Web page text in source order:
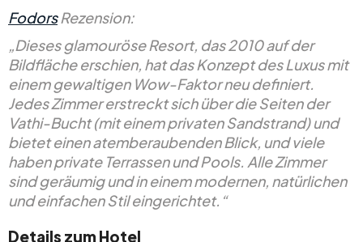
FodorsRezension:
„Dieses glamouröse Resort, das 2010 auf der
Bildfläche erschien, hat das Konzept des Luxus mit
einem gewaltigen Wow-Faktor neu definiert.
Jedes Zimmer erstreckt sich über die Seiten der
Vathi-Bucht (mit einem privaten Sandstrand) und
bietet einen atemberaubenden Blick, und viele
haben private Terrassen und Pools. Alle Zimmer
sind geräumig und in einem modernen, natürlichen
und einfachen Stil eingerichtet.“
Details zum Hotel